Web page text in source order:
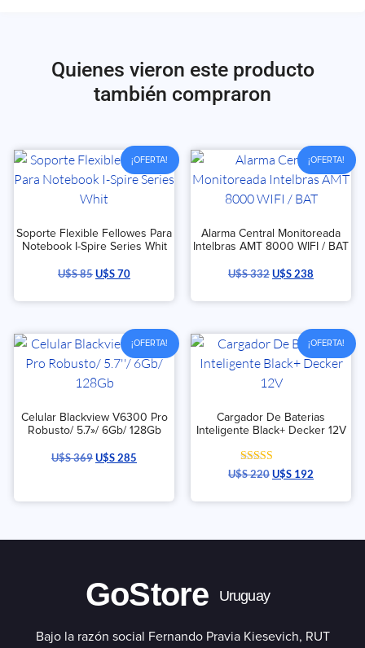
Quienes vieron este producto
también compraron
¡OFERTA!
Soporte Flexible Fellowes Para
Notebook I-Spire Series Whit
U$S85U$S70
¡OFERTA!
Alarma Central Monitoreada
Intelbras AMT 8000 WIFI / BAT
U$S332U$S238
¡OFERTA!
Celular Blackview V6300 Pro
Robusto/ 5.7»/ 6Gb/ 128Gb
U$S369U$S285
¡OFERTA!
Cargador De Baterias
Inteligente Black+ Decker 12V
Valorado con
5.00
U$S220U$S 192
GoStore Uruguay
Bajo la razón social Fernando Pravia Kiesevich, RUT